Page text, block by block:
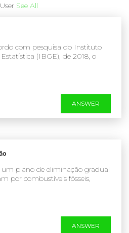
See All
com pesquisa do Instituto
(IBGE), de 2018, o
ANSWER
plano de eliminação gradual
por combustíveis fósseis,
ANSWER